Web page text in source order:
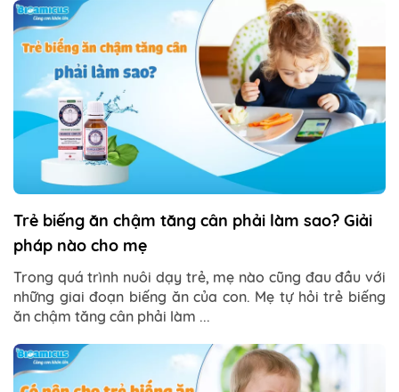
Trẻ biếng ăn chậm tăng cân phải làm sao? Giải
pháp nào cho mẹ
Trong quá trình nuôi dạy trẻ, mẹ nào cũng đau đầu với
những giai đoạn biếng ăn của con. Mẹ tự hỏi trẻ biếng
ăn chậm tăng cân phải làm ...